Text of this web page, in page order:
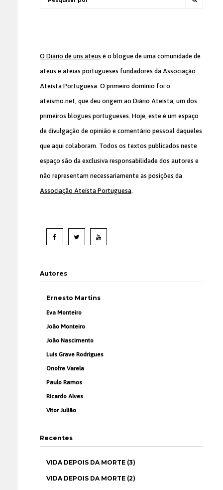
O Diário de uns ateus é o blogue de uma comunidade de
ateus e ateias portugueses fundadores da Associação
Ateísta Portuguesa. O primeiro domínio foi o
ateismo.net, que deu origem ao Diário Ateísta, um dos
primeiros blogues portugueses. Hoje, este é um espaço
de divulgação de opinião e comentário pessoal daqueles
que aqui colaboram. Todos os textos publicados neste
espaço são da exclusiva responsabilidade dos autores e
não representam necessariamente as posições da
Associação Ateísta Portuguesa.
Autores
Ernesto Martins
Eva Monteiro
João Monteiro
João Nascimento
Luís Grave Rodrigues
Onofre Varela
Paulo Ramos
Ricardo Alves
Vítor Julião
Recentes
VIDA DEPOIS DA MORTE (3)
VIDA DEPOIS DA MORTE (2)